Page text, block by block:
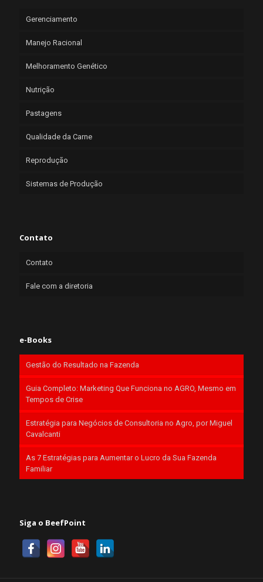
Gerenciamento
Manejo Racional
Melhoramento Genético
Nutrição
Pastagens
Qualidade da Carne
Reprodução
Sistemas de Produção
Contato
Contato
Fale com a diretoria
e-Books
Gestão do Resultado na Fazenda
Guia Completo: Marketing Que Funciona no AGRO, Mesmo em
Tempos de Crise
Estratégia para Negócios de Consultoria no Agro, por Miguel
Cavalcanti
As 7 Estratégias para Aumentar o Lucro da Sua Fazenda
Familiar
Siga o BeefPoint